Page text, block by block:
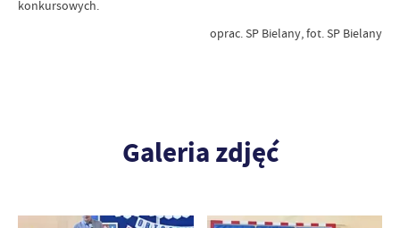
konkursowych.
oprac. SP Bielany, fot. SP Bielany
Galeria zdjęć